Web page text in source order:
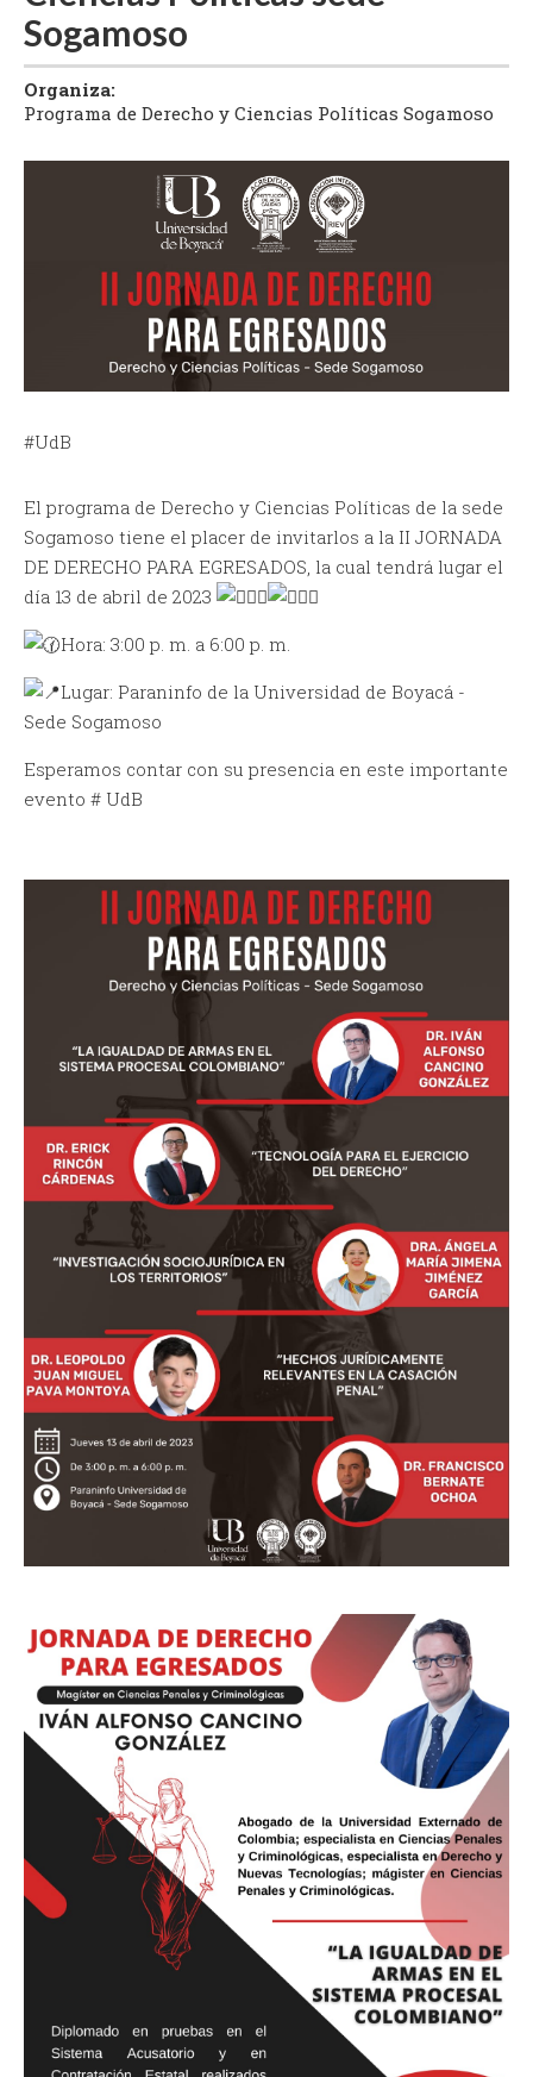
Sogamoso
Organiza:
Programa de Derecho y Ciencias Políticas Sogamoso
#UdB
El programa de Derecho y Ciencias Políticas de la sede
Sogamoso tiene el placer de invitarlos a la II JORNADA
DE DERECHO PARA EGRESADOS, la cual tendrá lugar el
día 13 de abril de 2023
Hora: 3:00 p. m. a 6:00 p. m.
Lugar: Paraninfo de la Universidad de Boyacá -
Sede Sogamoso
Esperamos contar con su presencia en este importante
evento # UdB